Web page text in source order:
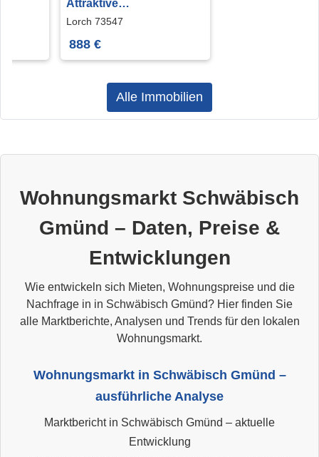
Attraktive
Büroräumlichkeiten in
Lorch-Waldhausen!
Lorch 73547
888 €
Alle Immobilien
Wohnungsmarkt Schwäbisch
Gmünd – Daten, Preise &
Entwicklungen
Wie entwickeln sich Mieten, Wohnungspreise und die
Nachfrage in in Schwäbisch Gmünd? Hier finden Sie
alle Marktberichte, Analysen und Trends für den lokalen
Wohnungsmarkt.
Wohnungsmarkt in Schwäbisch Gmünd –
ausführliche Analyse
Marktbericht in Schwäbisch Gmünd – aktuelle
Entwicklung